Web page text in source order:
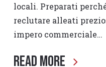
locali. Preparati
reclutare alleati
impero commerciale…
Read More